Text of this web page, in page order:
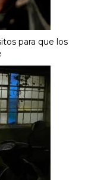
para que los